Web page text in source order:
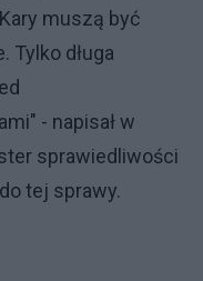
muszą być
Tylko długa
- napisał w
sprawiedliwości
tej sprawy.